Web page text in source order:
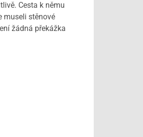
Cesta k němu
museli stěnové
žádná překážka